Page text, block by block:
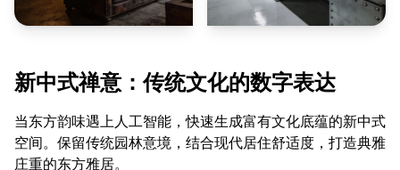
新中式禅意：传统文化的数字表达
当东方韵味遇上人工智能，快速生成富有文化底蕴的新中式
空间。保留传统园林意境，结合现代居住舒适度，打造典雅
庄重的东方雅居。